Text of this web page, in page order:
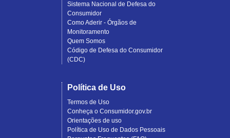
Sistema Nacional de Defesa do
Consumidor
Como Aderir - Órgãos de
Monitoramento
Quem Somos
Código de Defesa do Consumidor
(CDC)
Política de Uso
Termos de Uso
Conheça o Consumidor.gov.br
Orientações de uso
Política de Uso de Dados Pessoais